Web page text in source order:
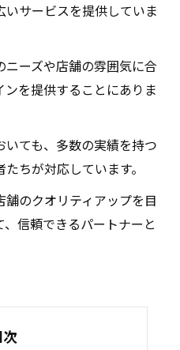
サービスを提供していま
ーズや店舗の雰囲気に合
を提供することにありま
ても、多数の実績を持つ
ちが対応しています。
のクオリティアップを目
信頼できるパートナーと
次